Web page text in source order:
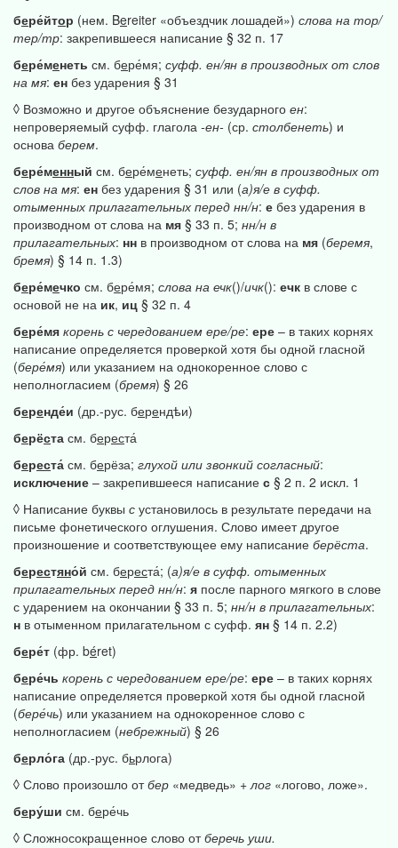
бере́йтор (нем. Bereiter «объездчик лошадей») слова на тор/
тер/тр: закрепившееся написание § 32 п. 17
бере́менеть см. бере́мя; суфф. ен/ян в производных от слов
на мя: ен без ударения § 31
◊ Возможно и другое объяснение безударного ен:
непроверяемый суфф. глагола -ен- (ср. столбенеть) и
основа берем.
бере́менный см. бере́менеть; суфф. ен/ян в производных от
слов на мя: ен без ударения § 31 или (а)я/е в суфф.
отыменных прилагательных перед нн/н: е без ударения в
производном от слова на мя § 33 п. 5; нн/н в
прилагательных: нн в производном от слова на мя (беремя,
бремя) § 14 п. 1.3)
бере́мечко см. бере́мя; слова на ечк()/ичк(): ечк в слове с
основой не на ик, иц § 32 п. 4
бере́мя корень с чередованием ере/ре: ере – в таких корнях
написание определяется проверкой хотя бы одной гласной
(бере́мя) или указанием на однокоренное слово с
неполногласием (бремя) § 26
беренде́и (др.-рус. берендѣи)
берёста см. береста́
береста́ см. берёза; глухой или звонкий согласный:
исключение – закрепившееся написание с § 2 п. 2 искл. 1
◊ Написание буквы с установилось в результате передачи на
письме фонетического оглушения. Слово имеет другое
произношение и соответствующее ему написание берёста.
берестяно́й см. береста́; (а)я/е в суфф. отыменных
прилагательных перед нн/н: я после парного мягкого в слове
с ударением на окончании § 33 п. 5; нн/н в прилагательных:
н в отыменном прилагательном с суфф. ян § 14 п. 2.2)
бере́т (фр. béret)
бере́чь корень с чередованием ере/ре: ере – в таких корнях
написание определяется проверкой хотя бы одной гласной
(бере́чь) или указанием на однокоренное слово с
неполногласием (небрежный) § 26
берло́га (др.-рус. бьрлога)
◊ Слово произошло отбер «медведь» +лог «логово, ложе».
беру́ши см. бере́чь
◊ Сложносокращенное слово отберечь уши.